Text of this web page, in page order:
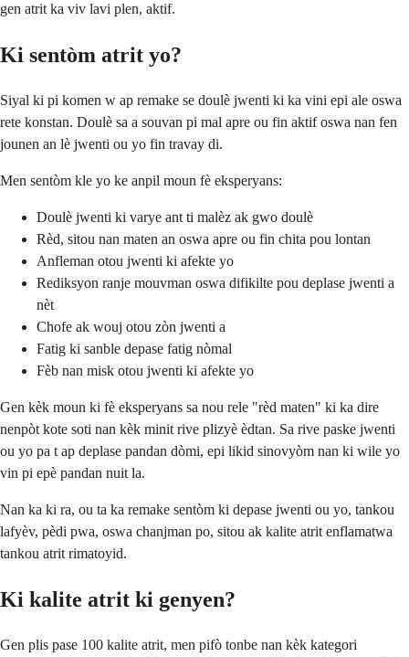
gen atrit ka viv lavi plen, aktif.
Ki sentòm atrit yo?
Siyal ki pi komen w ap remake se doulè jwenti ki ka vini epi ale oswa
rete konstan. Doulè sa a souvan pi mal apre ou fin aktif oswa nan fen
jounen an lè jwenti ou yo fin travay di.
Men sentòm kle yo ke anpil moun fè eksperyans:
Doulè jwenti ki varye ant ti malèz ak gwo doulè
Rèd, sitou nan maten an oswa apre ou fin chita pou lontan
Anfleman otou jwenti ki afekte yo
Rediksyon ranje mouvman oswa difikilte pou deplase jwenti a
nèt
Chofe ak wouj otou zòn jwenti a
Fatig ki sanble depase fatig nòmal
Fèb nan misk otou jwenti ki afekte yo
Gen kèk moun ki fè eksperyans sa nou rele "rèd maten" ki ka dire
nenpòt kote soti nan kèk minit rive plizyè èdtan. Sa rive paske jwenti
ou yo pa t ap deplase pandan dòmi, epi likid sinovyòm nan ki wile yo
vin pi epè pandan nuit la.
Nan ka ki ra, ou ta ka remake sentòm ki depase jwenti ou yo, tankou
lafyèv, pèdi pwa, oswa chanjman po, sitou ak kalite atrit enflamatwa
tankou atrit rimatoyid.
Ki kalite atrit ki genyen?
Gen plis pase 100 kalite atrit, men pifò tonbe nan kèk kategori